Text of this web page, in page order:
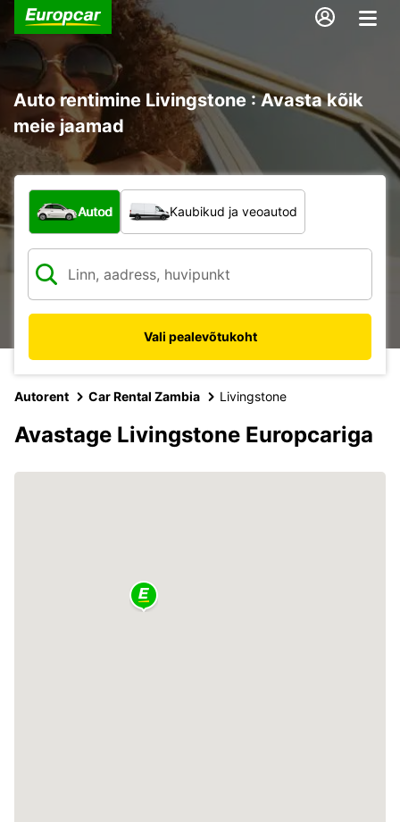
Auto rentimine Livingstone : Avasta kõik
meie jaamad
Mis tüüpi sõiduk?
Autod Kaubikud ja veoautod
Vali pealevõtukoht
Autorent Car Rental Zambia Livingstone
Avastage Livingstone Europcariga